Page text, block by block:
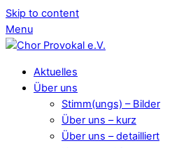
Skip to content
Menu
Aktuelles
Über uns
Stimm(ungs) – Bilder
Über uns – kurz
Über uns – detailliert